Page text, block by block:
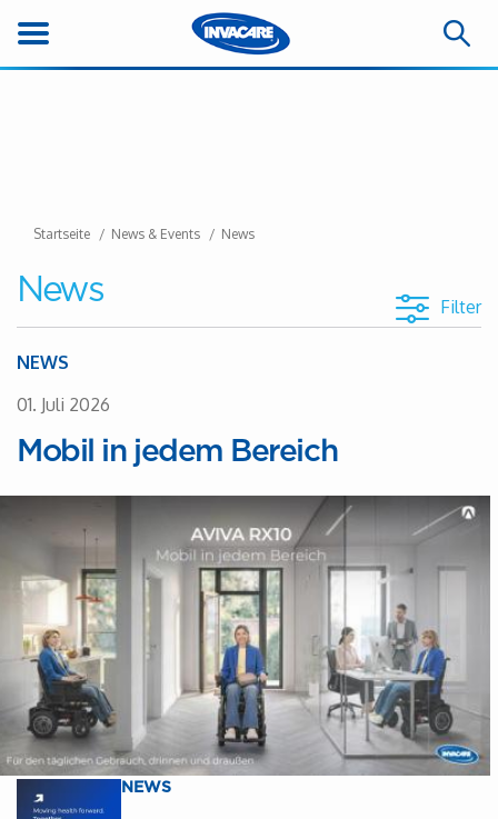
Startseite News & Events News
News Filter
NEWS
01. Juli 2026
Mobil in jedem Bereich
NEWS